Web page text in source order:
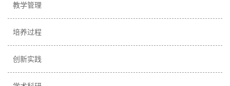
教学管理
培养过程
创新实践